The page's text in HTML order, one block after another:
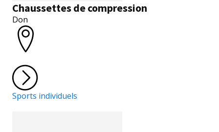
Chaussettes de compression
Don
Sports individuels